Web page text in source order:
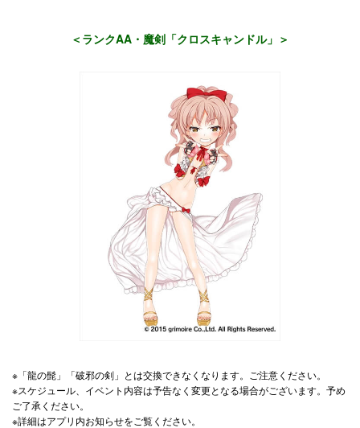
＜ランクAA・魔剣「クロスキャンドル」＞
※「龍の髭」「破邪の剣」とは交換できなくなります。ご注意ください。
※スケジュール、イベント内容は予告なく変更となる場合がございます。予め
ご了承ください。
※詳細はアプリ内お知らせをご覧ください。